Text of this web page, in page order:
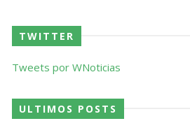
TNA iMPACT Wrestling 23 July
TWITTER
Tweets por WNoticias
ULTIMOS POSTS